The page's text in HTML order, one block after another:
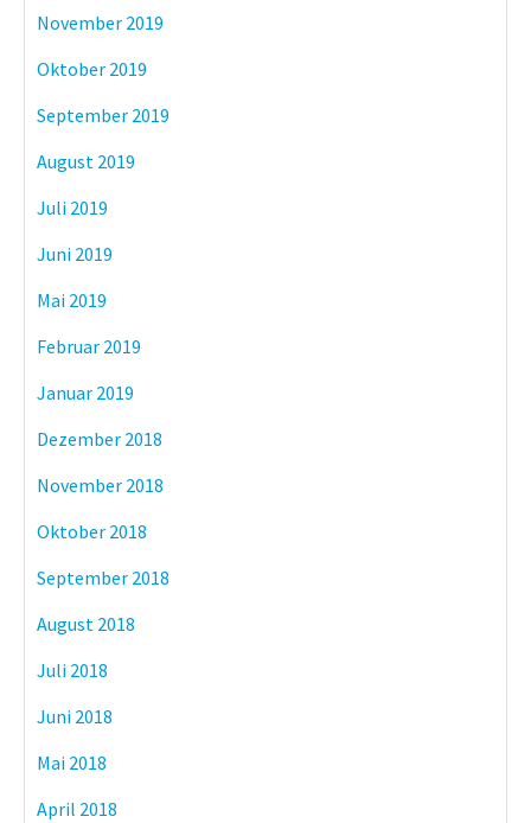
November 2019
Oktober 2019
September 2019
August 2019
Juli 2019
Juni 2019
Mai 2019
Februar 2019
Januar 2019
Dezember 2018
November 2018
Oktober 2018
September 2018
August 2018
Juli 2018
Juni 2018
Mai 2018
April 2018